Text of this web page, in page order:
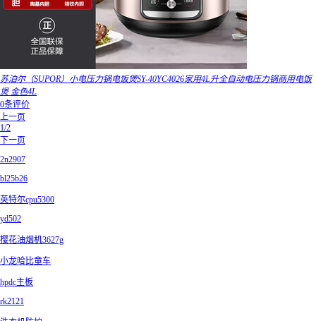
苏泊尔（SUPOR）小电压力锅电饭煲SY-40YC4026家用4L升全自动电压力锅商用电饭
煲 金色4L
0条评价
上一页
1/2
下一页
2n2907
bl25b26
英特尔cpu5300
yd502
樱花油烟机3627g
小龙哈比童车
hpdc主板
rk2121